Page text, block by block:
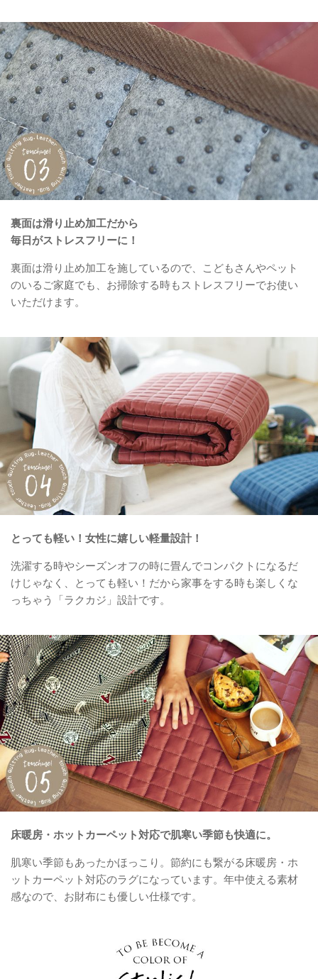
裏面は滑り止め加工だから
毎日がストレスフリーに！
裏面は滑り止め加工を施しているので、こどもさんやペット
のいるご家庭でも、お掃除する時もストレスフリーでお使い
いただけます。
とっても軽い！女性に嬉しい軽量設計！
洗濯する時やシーズンオフの時に畳んでコンパクトになるだ
けじゃなく、とっても軽い！だから家事をする時も楽しくな
っちゃう「ラクカジ」設計です。
床暖房・ホットカーペット対応で肌寒い季節も快適に。
肌寒い季節もあったかほっこり。節約にも繋がる床暖房・ホ
ットカーペット対応のラグになっています。年中使える素材
感なので、お財布にも優しい仕様です。